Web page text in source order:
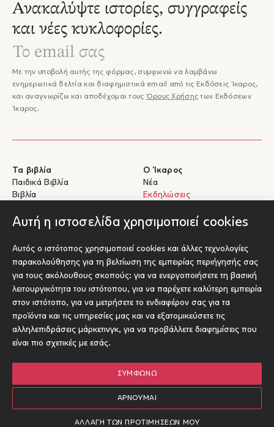
Αυτή η ιστοσελίδα χρησιμοποιεί cookies
Αυτός ο ιστότοπος χρησιμοποιεί cookies και άλλες τεχνολογίες
παρακολούθησης για τη βελτίωση της εμπειρίας περιήγησής σας
για τους ακόλουθους σκοπούς: για να ενεργοποιήσετε τη βασική
λειτουργικότητα του ιστότοπου, για να παρέχετε καλύτερη εμπειρία
στον ιστότοπο, για να μετρήσετε το ενδιαφέρον σας για τα
προϊόντα και τις υπηρεσίες μας και να εξατομικεύσετε τις
αλληλεπιδράσεις μάρκετινγκ, για να προβάλλετε διαφημίσεις που
είναι πιο σχετικές με εσάς.
ΣΥΜΦΩΝΏ
ΑΡΝΟΎΜΑΙ
ΑΛΛΑΓΉ ΤΩΝ ΠΡΟΤΙΜΉΣΕΏΝ ΜΟΥ
Ανακαλύψτε ιστορίες, συγγραφείς
και νέες κυκλοφορίες.
Με την υποβολή αυτής της φόρμας, συμφωνώ να λαμβάνω
ενημερωτικά δελτία και διαφημιστικά email από τις Εκδόσεις Ίκαρος,
και αναγνωρίζω και αποδέχομαι τους Όρους Χρήσης των Εκδόσεων
Ίκαρος.
Τα βιβλία
Παιδικά Βιβλία
Βιβλία
Ο Ίκαρος
Νέα
Εκδηλώσεις
Βοήθεια
Αποστολές & Επιστροφές
Πληρωμές & Ασφάλεια
Σχετικά με τα eBooks
Επικοινωνία
Για Συγγραφείς
Υποβολή έργου προς έκδοση
Socials
Πολιτική Cookies
Designed and developed by Radial